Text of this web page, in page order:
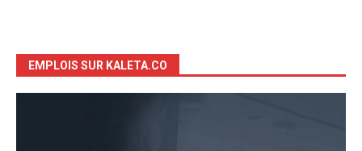
EMPLOIS SUR KALETA.CO